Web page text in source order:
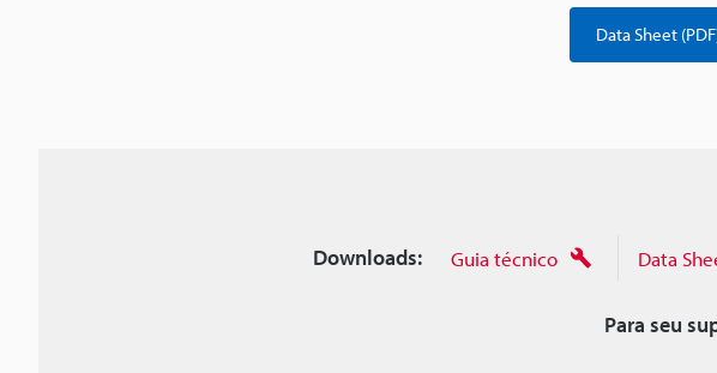
Data Sheet
Downloads: Guia técnico Data
Para seu